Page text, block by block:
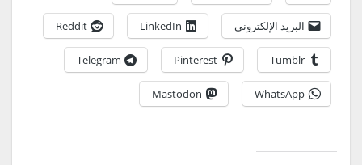
البريد الإلكتروني LinkedIn
Reddit
Tumblr
Pinterest
Telegram
WhatsApp
Mastodon